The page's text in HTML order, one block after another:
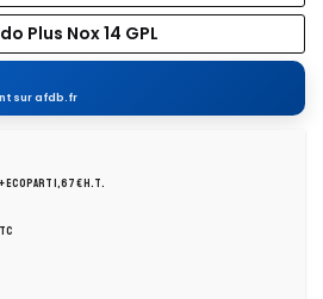
Plus Nox 14 GPL
sur afdb.fr
+ ecopart 1,67 € H.T.